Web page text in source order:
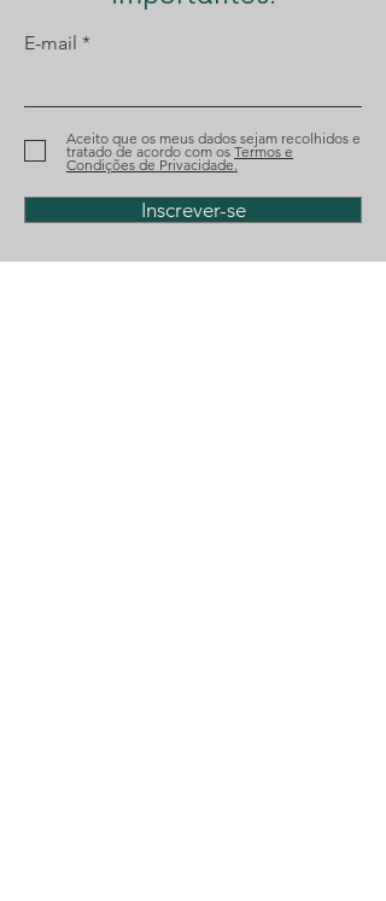
Diogo Santana Lopes
premiado pela Best
E-mail
Aceito que os meus dados sejam recolhidos e
tratado de acordo com os Termos e
Condições de Privacidade.
Inscrever-se